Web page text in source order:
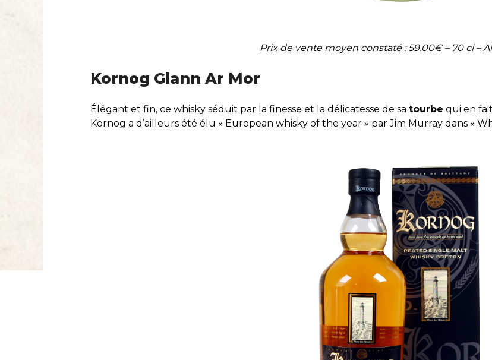
Prix de vente moyen constaté : 59.00€ – 70 cl –
Kornog Glann Ar Mor
Élégant et fin, ce whisky séduit par la finesse et la délicatesse de sa tourbe qui en
Kornog a d’ailleurs été élu « European whisky of the year » par Jim Murray dans «